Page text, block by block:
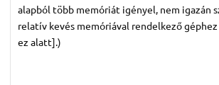
alapból több memóriát igényel, nem igazán
relatív kevés memóriával rendelkező géphez
ez alatt].)